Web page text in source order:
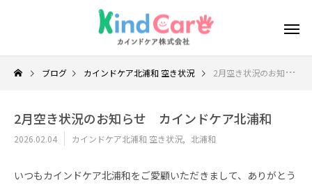
ブログ カインドケア北浦和 空き状況 2月空き状況のお知らせ カインドケア北浦和
2月空き状況のお知らせ カインドケア北浦和
2026.02.04 カインドケア北浦和 空き状況 北浦和
いつもカインドケア北浦和をご愛顧いただきまして、ありがとう